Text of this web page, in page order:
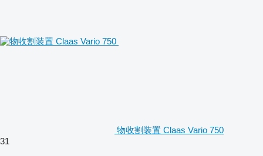
物收割装置 Claas Vario 750
31